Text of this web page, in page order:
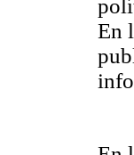
En